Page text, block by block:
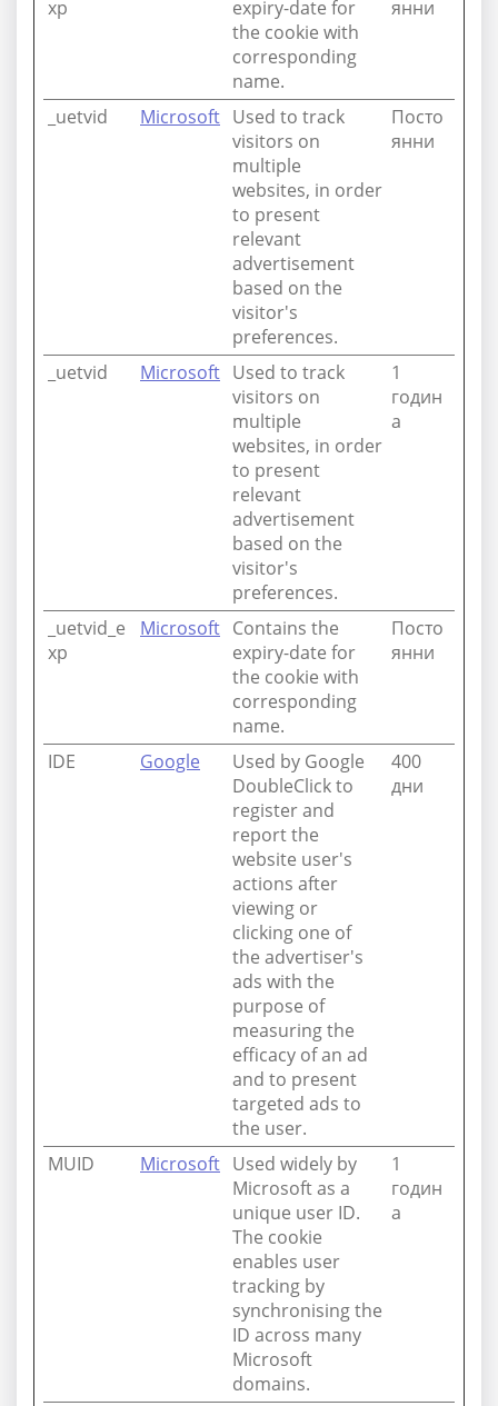
xp
expiry-date for
the cookie with
corresponding
name.
янни
_uetvid Microsoft Used to track
visitors on
multiple
websites, in order
to present
relevant
advertisement
based on the
visitor's
preferences.
Посто
янни
_uetvid Microsoft Used to track
visitors on
multiple
websites, in order
to present
relevant
advertisement
based on the
visitor's
preferences.
1
годин
а
_uetvid_e
xp
Microsoft Contains the
expiry-date for
the cookie with
corresponding
name.
Посто
янни
IDE Google
Used by Google
DoubleClick to
register and
report the
website user's
actions after
viewing or
clicking one of
the advertiser's
ads with the
purpose of
measuring the
efficacy of an ad
and to present
targeted ads to
the user.
400
дни
MUID Microsoft Used widely by
Microsoft as a
unique user ID.
The cookie
enables user
tracking by
synchronising the
ID across many
Microsoft
domains.
1
годин
а